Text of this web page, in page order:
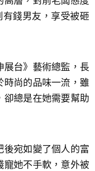
錢男友，享受被砸
展台》藝術總監，長
時尚的品味一流，雖
卻總是在她需要幫助
後宛如變了個人的富
寵她不手軟，意外被